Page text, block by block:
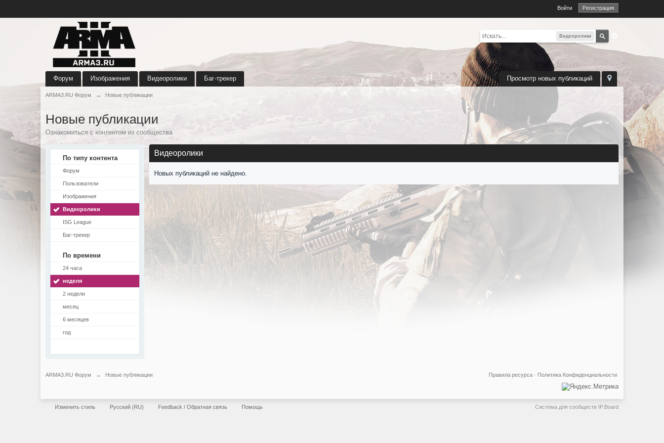
Войти Регистрация
Видеоролики
Просмотр новых публикаций
Форум Изображения Видеоролики Баг-трекер
ARMA3.RU Форум → Новые публикации
Новые публикации
Ознакомиться с контентом из сообщества
По типу контента
Форум
Пользователи
Изображения
Видеоролики
ISG League
Баг-трекер
По времени
24 часа
неделя
2 недели
месяц
6 месяцев
год
Видеоролики
Новых публикаций не найдено.
ARMA3.RU Форум → Новые публикации Политика Конфиденциальности
Правила ресурса ·
Изменить стиль Русский (RU) Feedback / Обратная связь Помощь Система для сообществ IP.Board